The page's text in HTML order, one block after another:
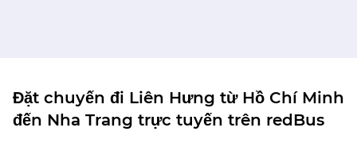
Đặt chuyến đi Liên Hưng từ Hồ Chí Minh
đến Nha Trang trực tuyến trên redBus